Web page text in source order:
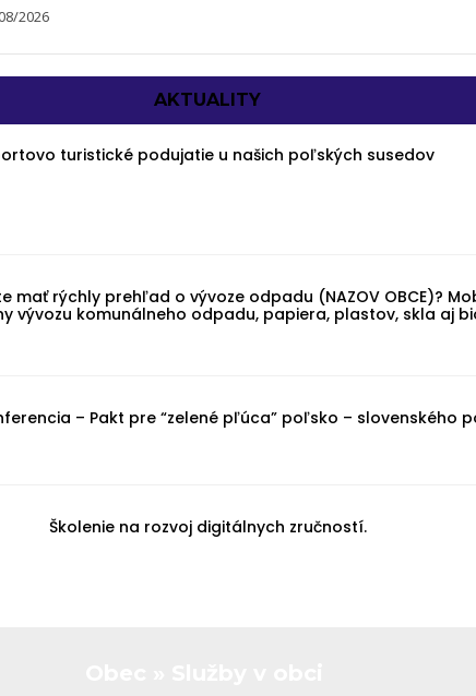
2026
AKTUALITY
turistické podujatie u našich poľských susedov
rýchly prehľad o vývoze odpadu (NAZOV OBCE)?
vývozu komunálneho odpadu, papiera, plastov, skla aj
– Pakt pre “zelené pľúca” poľsko – slovenského
Školenie na rozvoj digitálnych zručností.